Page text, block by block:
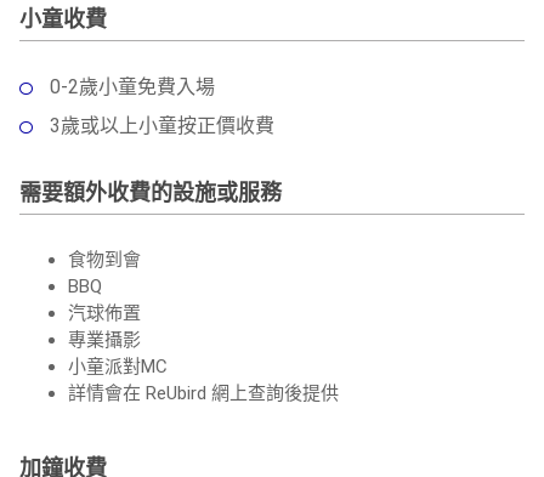
小童收費
0-2歲小童免費入場
3歲或以上小童按正價收費
需要額外收費的設施或服務
食物到會
BBQ
汽球佈置
專業攝影
小童派對MC
詳情會在 ReUbird 網上查詢後提供
加鐘收費